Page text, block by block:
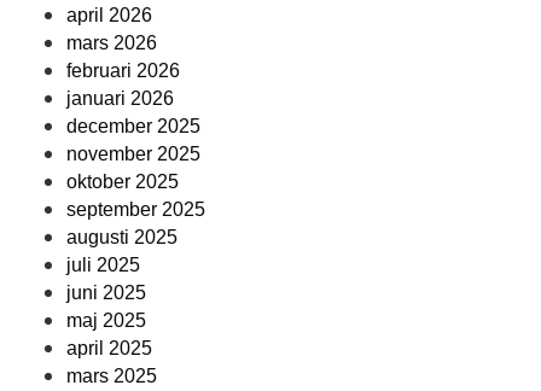
april 2026
mars 2026
februari 2026
januari 2026
december 2025
november 2025
oktober 2025
september 2025
augusti 2025
juli 2025
juni 2025
maj 2025
april 2025
mars 2025